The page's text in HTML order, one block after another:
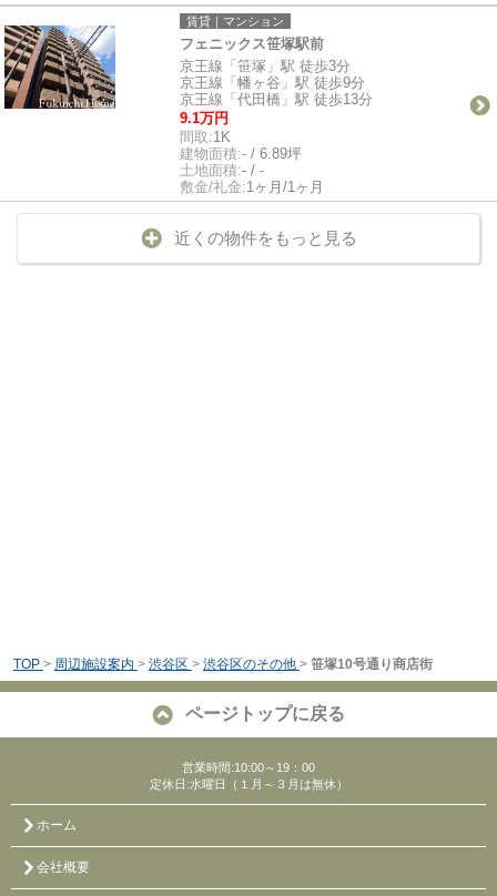
賃貸｜マンション
フェニックス笹塚駅前
京王線「笹塚」駅 徒歩3分
京王線「幡ヶ谷」駅 徒歩9分
京王線「代田橋」駅 徒歩13分
9.1万円
間取:1K
建物面積:- / 6.89坪
土地面積:- / -
敷金/礼金:1ヶ月/1ヶ月
近くの物件をもっと見る
TOP > 周辺施設案内 > 渋谷区 > 渋谷区のその他 > 笹塚10号通り商店街
ページトップに戻る
営業時間:10:00～19：00
定休日:水曜日（１月～３月は無休）
ホーム
会社概要